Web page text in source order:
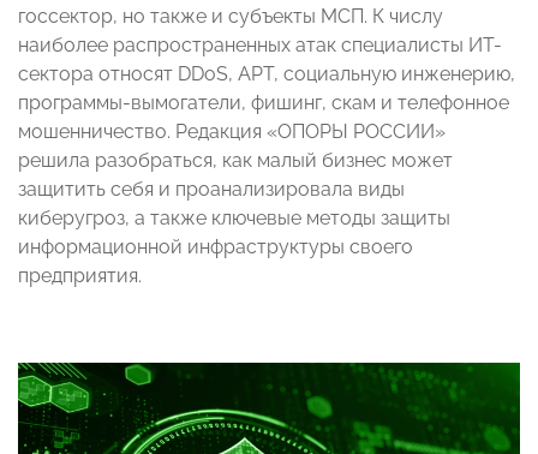
госсектор, но также и субъекты МСП. К числу
наиболее распространенных атак специалисты ИТ-
сектора относят DDoS, APT, социальную инженерию,
программы-вымогатели, фишинг, скам и телефонное
мошенничество. Редакция «ОПОРЫ РОССИИ»
решила разобраться, как малый бизнес может
защитить себя и проанализировала виды
киберугроз, а также ключевые методы защиты
информационной инфраструктуры своего
предприятия.